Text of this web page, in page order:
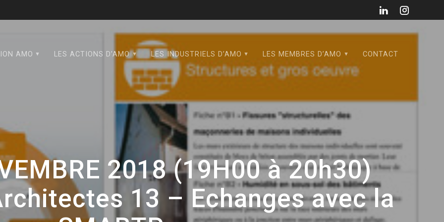
AMO LES ACTIONS D’AMO LES INDUSTRIELS D’AMO LES MEMBRES D’AMO CONTACT
2018 (19H00 à 20h30)
13 – Echanges avec la